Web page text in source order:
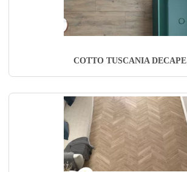
COTTO TUSCANIA DECAPE